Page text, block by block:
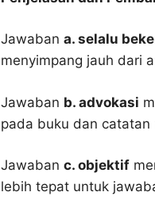
Jawaban a. selalu
menyimpang jauh dari
Jawaban b. advokasi
pada buku dan catatan
Jawaban c. objektif
lebih tepat untuk